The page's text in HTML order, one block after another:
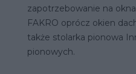
zapotrzebowanie na
FAKRO oprócz okien
także stolarka pionowa
pionowych.